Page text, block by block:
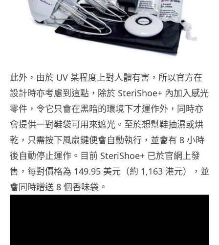
此外，由於 UV 某程度上對人體有害，所以官方在
設計時亦考慮到這點，除於 SteriShoe+ 內加入感光
零件，令它只會在黑暗的環境下才運作外，同時亦
會提供一對鞋袋可用來遮光。至於想幫鞋抽濕或烘
乾，只需按下風扇鍵便會自動執行，並會有 8 小時
後自動停止運作。目前 SteriShoe+ 已於官網上發
售，每對價格為 149.95 美元（約 1,163 港元），並
會同時贈送 8 個香味袋。